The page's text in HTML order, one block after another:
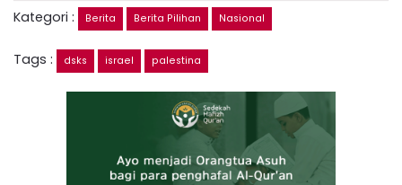
Kategori : Berita Berita Pilihan Nasional
Tags : dsks israel palestina